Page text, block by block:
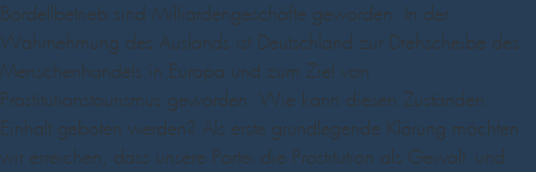
Bordellbetrieb sind Milliardengeschäfte geworden. In der
Wahrnehmung des Auslands ist Deutschland zur Drehscheibe des
Menschenhandels in Europa und zum Ziel von
Prostitutionstourismus geworden. Wie kann diesen Zuständen
Einhalt geboten werden? Als erste grundlegende Klärung möchten
wir erreichen, dass unsere Partei die Prostitution als Gewalt- und